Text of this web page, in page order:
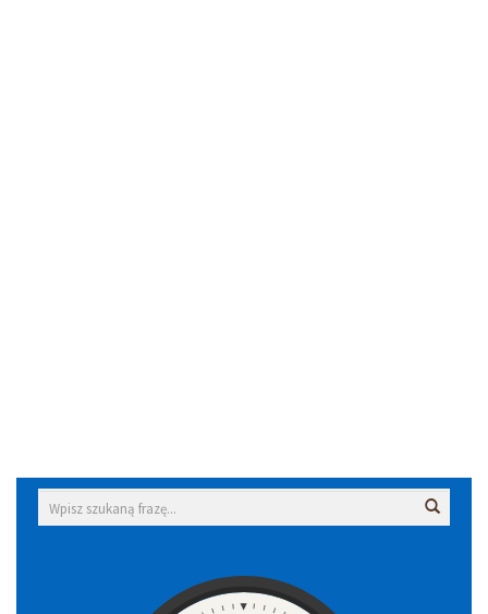
Wyszukiwarka